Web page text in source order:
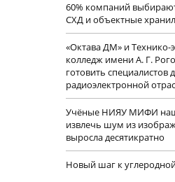
60% компаний
СХД и объектные
«Октава ДМ» и Технико-
колледж имени А. Г.
готовить специалистов
радиоэлектронной
Учëные НИЯУ МИФИ
извлечь шум из
выросла десятикратно
Новый шаг к